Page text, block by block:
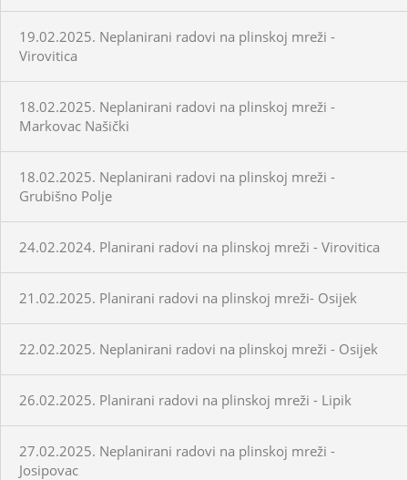
19.02.2025. Neplanirani radovi na plinskoj mreži -
Virovitica
18.02.2025. Neplanirani radovi na plinskoj mreži -
Markovac Našički
18.02.2025. Neplanirani radovi na plinskoj mreži -
Grubišno Polje
24.02.2024. Planirani radovi na plinskoj mreži - Virovitica
21.02.2025. Planirani radovi na plinskoj mreži- Osijek
22.02.2025. Neplanirani radovi na plinskoj mreži - Osijek
26.02.2025. Planirani radovi na plinskoj mreži - Lipik
27.02.2025. Neplanirani radovi na plinskoj mreži -
Josipovac